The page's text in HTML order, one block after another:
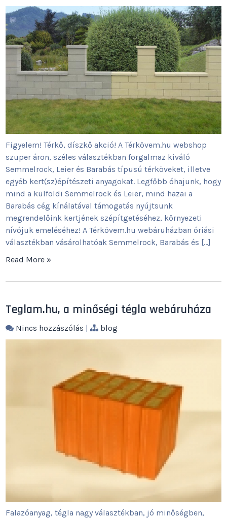
Figyelem! Térkő, díszkő akció! A Térkövem.hu webshop
szuper áron, széles választékban forgalmaz kiváló
Semmelrock, Leier és Barabás típusú térköveket, illetve
egyéb kert(sz)építészeti anyagokat. Legfőbb óhajunk, hogy
mind a külföldi Semmelrock és Leier, mind hazai a
Barabás cég kínálatával támogatás nyújtsunk
megrendelőink kertjének szépítgetéséhez, környezeti
nívójuk emeléséhez! A Térkövem.hu webáruházban óriási
választékban vásárolhatóak Semmelrock, Barabás és […]
Read More »
Teglam.hu, a minőségi tégla webáruháza
Nincs hozzászólás | blog
Falazóanyag, tégla nagy választékban, jó minőségben,